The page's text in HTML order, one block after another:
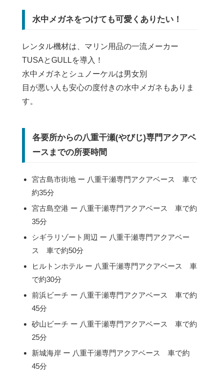
水中メガネをつけても可愛くありたい！
レンタル機材は、マリン用品の一流メーカー
TUSAとGULLを導入！
水中メガネとシュノーケルは男女別
目が悪い人も安心の度付きの水中メガネもありま
す。
各要所からの八重干瀬(やびじ)専門アクアベ
ースまでの所要時間
宮古島市街地 ー 八重干瀬専門アクアベース 車で
約35分
宮古島空港 ー 八重干瀬専門アクアベース 車で約
35分
シギラリゾート周辺 ー 八重干瀬専門アクアベー
ス 車で約50分
ヒルトンホテル ー 八重干瀬専門アクアベース 車
で約30分
前浜ビーチ ー 八重干瀬専門アクアベース 車で約
45分
砂山ビーチ ー 八重干瀬専門アクアベース 車で約
25分
新城海岸 ー 八重干瀬専門アクアベース 車で約
45分